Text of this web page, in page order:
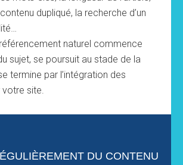
dupliqué, la recherche d’un
naturel commence
sujet, se poursuit au stade de la
termine par l’intégration des
site.
DU CONTENU